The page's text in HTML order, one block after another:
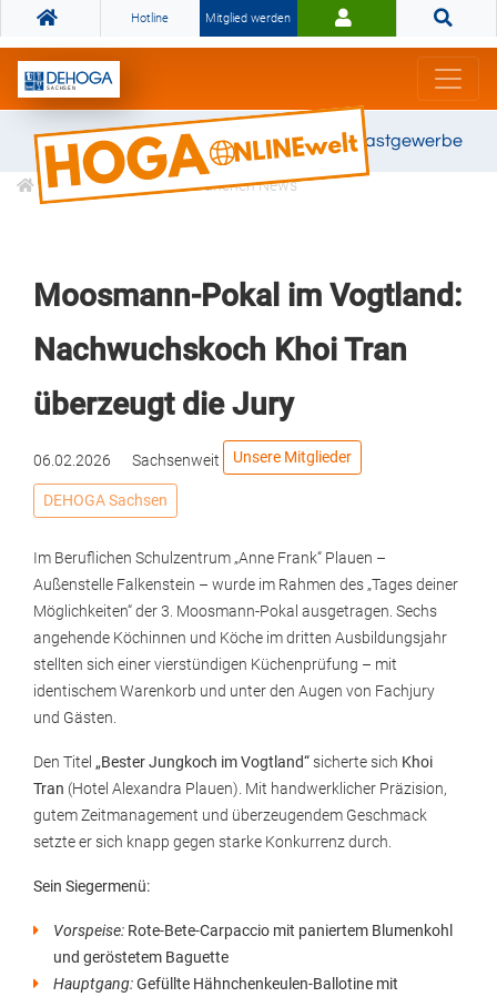
Hotline Mitglied werden
Gemeinsam stark für das Gastgewerbe
Informationen Branchen News
Moosmann-Pokal im Vogtland:
Nachwuchskoch Khoi Tran
überzeugt die Jury
06.02.2026 Sachsenweit Unsere Mitglieder
DEHOGA Sachsen
Im Beruflichen Schulzentrum „Anne Frank“ Plauen –
Außenstelle Falkenstein – wurde im Rahmen des „Tages deiner
Möglichkeiten“ der 3. Moosmann-Pokal ausgetragen. Sechs
angehende Köchinnen und Köche im dritten Ausbildungsjahr
stellten sich einer vierstündigen Küchenprüfung – mit
identischem Warenkorb und unter den Augen von Fachjury
und Gästen.
Den Titel „Bester Jungkoch im Vogtland“sicherte sich Khoi
Tran (Hotel Alexandra Plauen). Mit handwerklicher Präzision,
gutem Zeitmanagement und überzeugendem Geschmack
setzte er sich knapp gegen starke Konkurrenz durch.
Sein Siegermenü:
Vorspeise: Rote-Bete-Carpaccio mit paniertem Blumenkohl
und geröstetem Baguette
Hauptgang:Gefüllte Hähnchenkeulen-Ballotine mit